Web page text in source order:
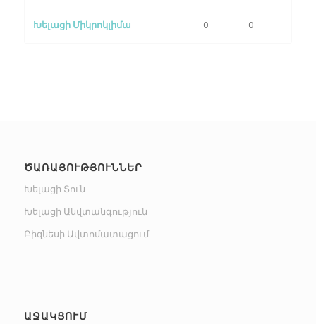
Խելացի Միկրոկլիմա 0 0
ԾԱՌԱՅՈՒԹՅՈՒՆՆԵՐ
Խելացի Տուն
Խելացի Անվտանգություն
Բիզնեսի Ավտոմատացում
ԱՋԱԿՑՈՒՄ